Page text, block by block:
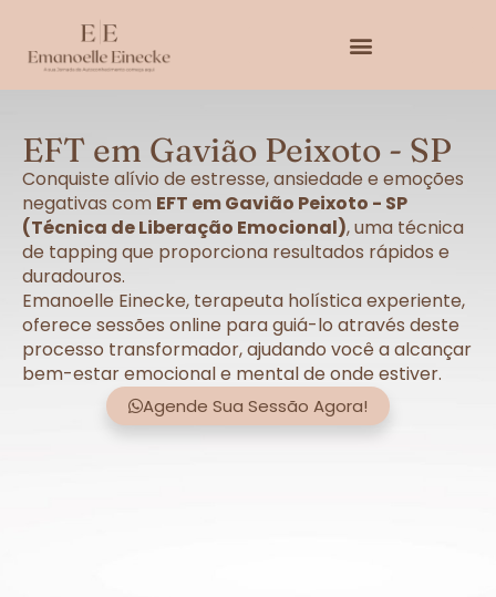
EFT em Gavião Peixoto - SP
Conquiste alívio de estresse, ansiedade e emoções
negativas com EFT em Gavião Peixoto - SP
(Técnica de Liberação Emocional), uma técnica
de tapping que proporciona resultados rápidos e
duradouros.
Emanoelle Einecke, terapeuta holística experiente,
oferece sessões online para guiá-lo através deste
processo transformador, ajudando você a alcançar
bem-estar emocional e mental de onde estiver.
Agende Sua Sessão Agora!